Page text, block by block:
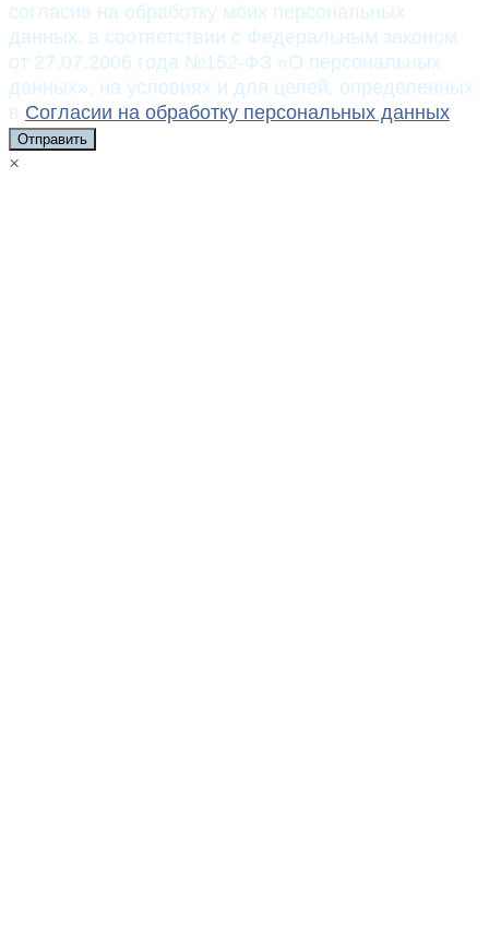
согласие на обработку моих персональных
данных, в соответствии с Федеральным законом
от 27.07.2006 года №152-ФЗ «О персональных
данных», на условиях и для целей, определенных
в Согласии на обработку персональных данных
Отправить
×